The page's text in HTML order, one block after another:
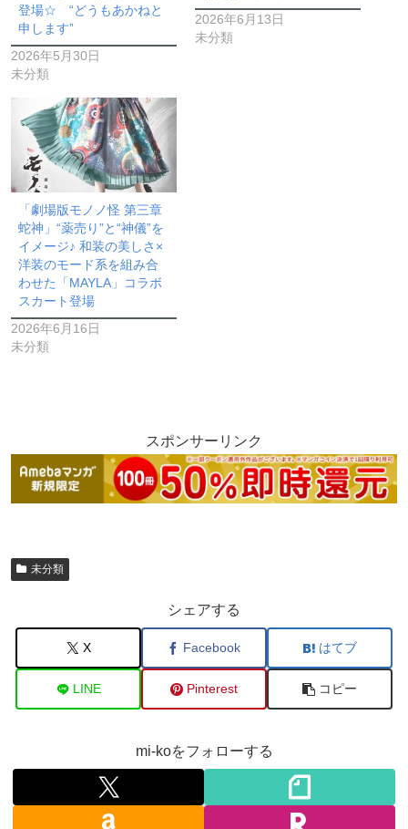
登場☆ “どうもあかねと
申します”
2026年5月30日
未分類
2026年6月13日
未分類
「劇場版モノノ怪 第三章
蛇神」“薬売り”と“神儀”を
イメージ♪ 和装の美しさ×
洋装のモード系を組み合
わせた「MAYLA」コラボ
スカート登場
2026年6月16日
未分類
スポンサーリンク
未分類
シェアする
X Facebook はてブ
LINE Pinterest コピー
mi-koをフォローする